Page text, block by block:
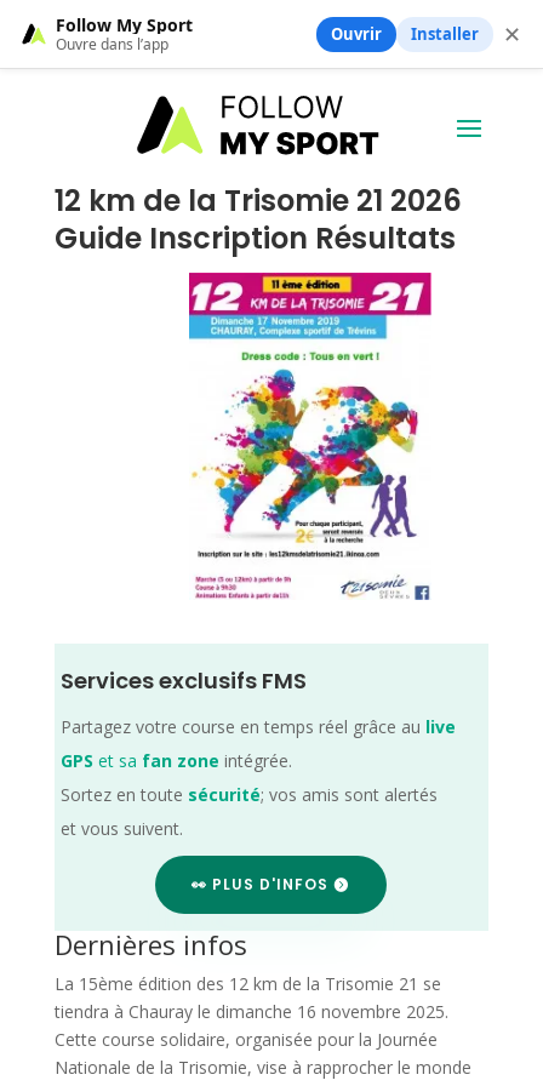
12 km de la Trisomie 21 2026
Guide Inscription Résultats
Services exclusifs FMS
Partagez votre course en temps réel grâce au live
GPS et sa fan zone intégrée.
Sortez en toute sécurité; vos amis sont alertés
et vous suivent.
👀 PLUS D'INFOS
Dernières infos
La 15ème édition des 12 km de la Trisomie 21 se
tiendra à Chauray le dimanche 16 novembre 2025.
Cette course solidaire, organisée pour la Journée
Nationale de la Trisomie, vise à rapprocher le monde
Follow My Sport
Ouvre dans l’app Ouvrir Installer ✕